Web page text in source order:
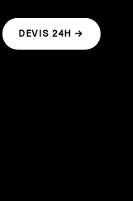
DEVIS 24H →